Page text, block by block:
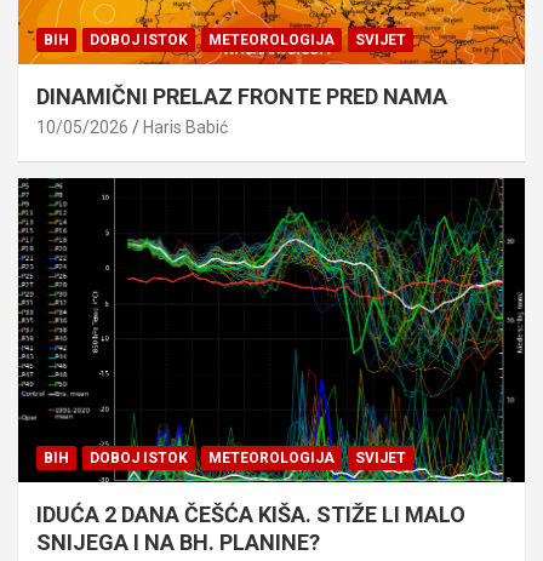
BIH DOBOJ ISTOK METEOROLOGIJA SVIJET
DINAMIČNI PRELAZ FRONTE PRED NAMA
10/05/2026 Haris Babić
BIH DOBOJ ISTOK METEOROLOGIJA SVIJET
IDUĆA 2 DANA ČEŠĆA KIŠA. STIŽE LI MALO
SNIJEGA I NA BH. PLANINE?